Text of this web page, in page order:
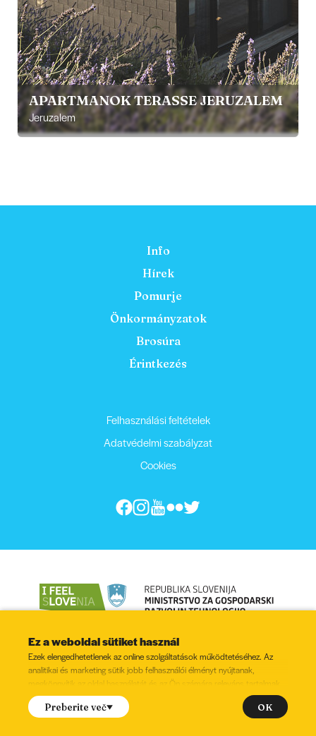
APARTMANOK TERASSE JERUZALEM
Jeruzalem
Info
Hírek
Pomurje
Önkormányzatok
Brosúra
Érintkezés
Felhasználási feltételek
Adatvédelmi szabályzat
Cookies
© 2022 - 2026, Minden jog fenntartva
Ez a weboldal sütiket használ
Ezek elengedhetetlenek az online szolgáltatások működtetéséhez. Az
analitikai és marketing sütik jobb felhasználói élményt nyújtanak,
megkönnyítik az oldal használatát és az Ön számára releváns tartalmak
megjelenítését.
Hozzájárul a következő sütik beállításához?
Preberite več OK